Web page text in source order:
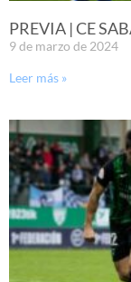
PREVIA | CE
9 de marzo de 2024
Leer más »